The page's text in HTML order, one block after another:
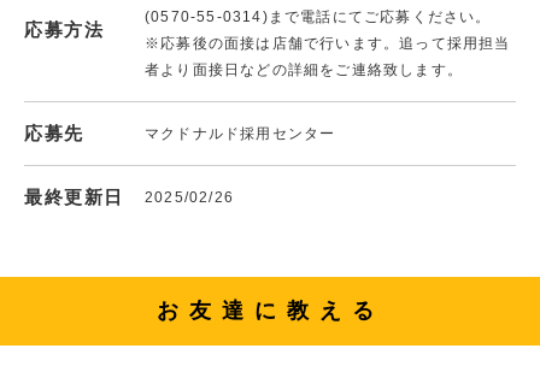
応募方法
(0570-55-0314)まで電話にてご応募ください。
※応募後の面接は店舗で行います。追って採用担当
者より面接日などの詳細をご連絡致します。
応募先 マクドナルド採用センター
最終更新日 2025/02/26
お友達に教える